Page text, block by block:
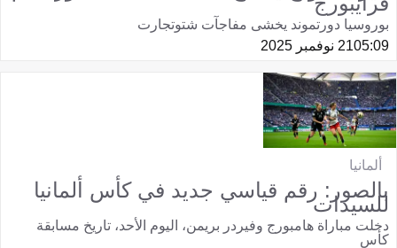
بوروسيا دورتموند يخشى مفاجآت شتوتجارت
05:0921 نوفمبر 2025
ألمانيا
بالصور: رقم قياسي جديد في كأس ألمانيا
للسيدات
دخلت مباراة هامبورج وفيردر بريمن، اليوم الأحد، تاريخ مسابقة
كأس